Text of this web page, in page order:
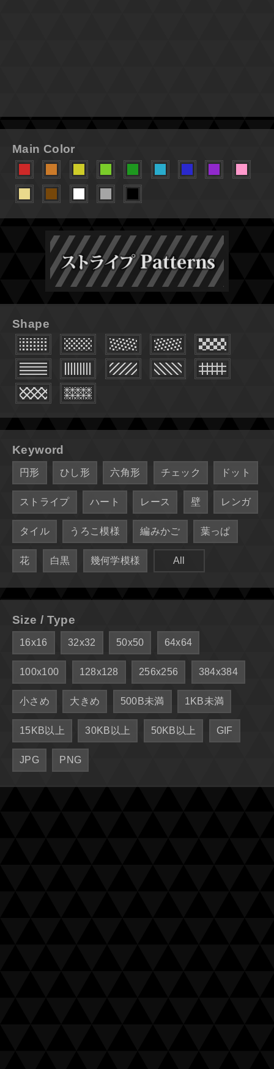
Main Color
Shape
Keyword
円形 ひし形 六角形 チェック ドット
ストライプ ハート レース 壁 レンガ
タイル うろこ模様 編みかご 葉っぱ
花 白黒 幾何学模様 All
Size / Type
16x16 32x32 50x50 64x64
100x100 128x128 256x256 384x384
小さめ 大きめ 500B未満 1KB未満
15KB以上 30KB以上 50KB以上 GIF
JPG PNG